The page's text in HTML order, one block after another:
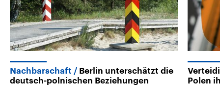
Nachbarschaft
Berlin unterschätzt die
deutsch-polnischen Beziehungen
Polen